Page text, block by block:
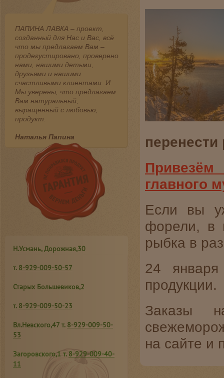
главного
Если вы
форели, в
рыбка в
24
продукции.
Заказы
на сайте и
ПАПИНА ЛАВКА – проект,
созданный для Нас и Вас, всё
что мы предлагаем Вам –
продегустировано, проверено
нами, нашими детьми,
друзьями и нашими
счастливыми клиентами. И
Мы уверены, что предлагаем
Вам натуральный,
выращенный с любовью,
продукт.
Наталья Папина
Н.Усмань, Дорожная,30
т. 8-929-009-50-57
Старых Большевиков,2
т. 8-929-009-50-23
Вл.Невского,47 т. 8-929-009-50-
53
Загоровского,1 т. 8-929-009-40-
11